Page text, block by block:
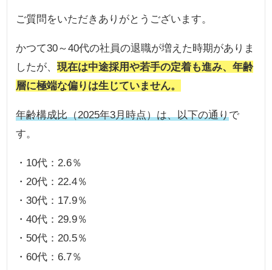
ご質問をいただきありがとうございます。
かつて30～40代の社員の退職が増えた時期がありま
したが、現在は中途採用や若手の定着も進み、年齢
層に極端な偏りは生じていません。
年齢構成比（2025年3月時点）は、以下の通りで
す。
・10代：2.6％
・20代：22.4％
・30代：17.9％
・40代：29.9％
・50代：20.5％
・60代：6.7％